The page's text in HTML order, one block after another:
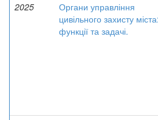
2025
Органи управління
цивільного захисту міста:
функції та задачі.